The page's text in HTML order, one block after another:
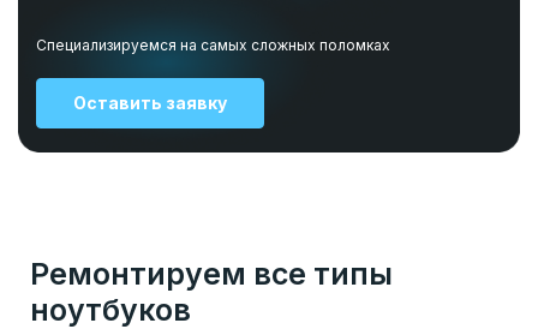
Специализируемся на самых сложных поломках
Оставить заявку
Ремонтируем все типы
ноутбуков